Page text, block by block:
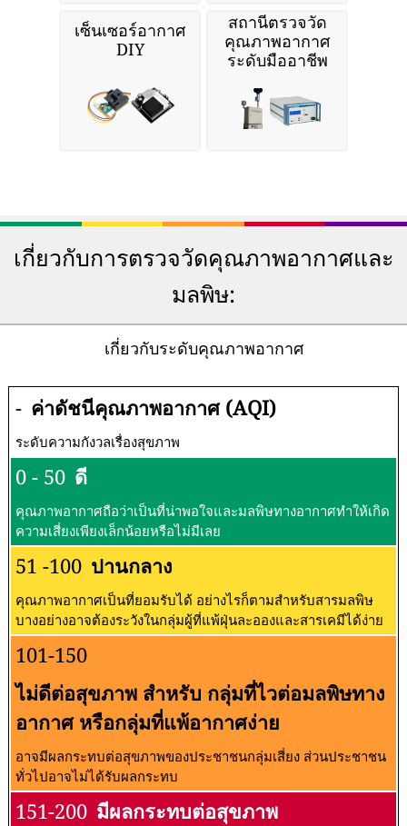
เซ็นเซอร์อากาศ
DIY
สถานีตรวจวัด
คุณภาพอากาศ
ระดับมืออาชีพ
เกี่ยวกับการตรวจวัดคุณภาพอากาศและ
มลพิษ:
เกี่ยวกับระดับคุณภาพอากาศ
- ค่าดัชนีคุณภาพอากาศ (AQI)
ระดับความกังวลเรื่องสุขภาพ
0 - 50 ดี
คุณภาพอากาศถือว่าเป็นที่น่าพอใจและมลพิษทางอากาศทำให้เกิด
ความเสี่ยงเพียงเล็กน้อยหรือไม่มีเลย
51 -100 ปานกลาง
คุณภาพอากาศเป็นที่ยอมรับได้ อย่างไรก็ตามสำหรับสารมลพิษ
บางอย่างอาจต้องระวังในกลุ่มผู้ที่แพ้ฝุ่นละอองและสารเคมีได้ง่าย
101-150
ไม่ดีต่อสุขภาพ สำหรับ กลุ่มที่ไวต่อมลพิษทาง
อากาศ หรือกลุ่มที่แพ้อากาศง่าย
อาจมีผลกระทบต่อสุขภาพของประชาชนกลุ่มเสี่ยง ส่วนประชาชน
ทั่วไปอาจไม่ได้รับผลกระทบ
151-200 มีผลกระทบต่อสุขภาพ